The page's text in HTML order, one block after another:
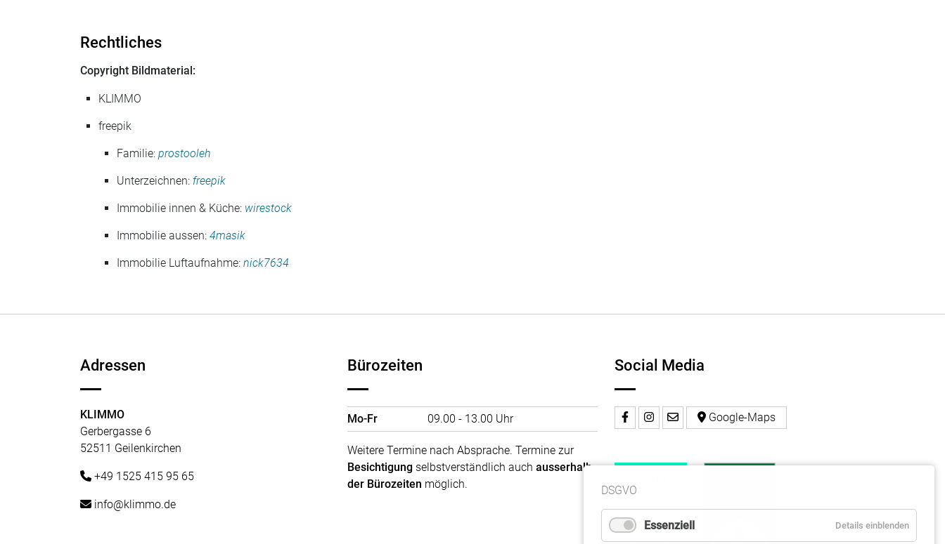
Rechtliches
Copyright Bildmaterial:
KLIMMO
freepik
Familie: prostooleh
Unterzeichnen: freepik
Immobilie innen & Küche: wirestock
Immobilie aussen: 4masik
Immobilie Luftaufnahme: nick7634
Adressen
KLIMMO
Gerbergasse 6
52511 Geilenkirchen
+49 1525 415 95 65
info@klimmo.de
Bürozeiten
Mo-Fr 09.00 - 13.00 Uhr
Weitere Termine nach Absprache. Termine zur
Besichtigung selbstverständlich auch ausserhalb
der Bürozeiten möglich.
Social Media
Google-Maps
DSGVO
Essenziell Details einblenden